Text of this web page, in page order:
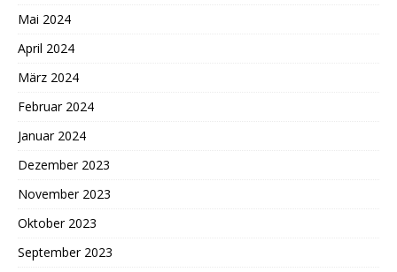
Mai 2024
April 2024
März 2024
Februar 2024
Januar 2024
Dezember 2023
November 2023
Oktober 2023
September 2023